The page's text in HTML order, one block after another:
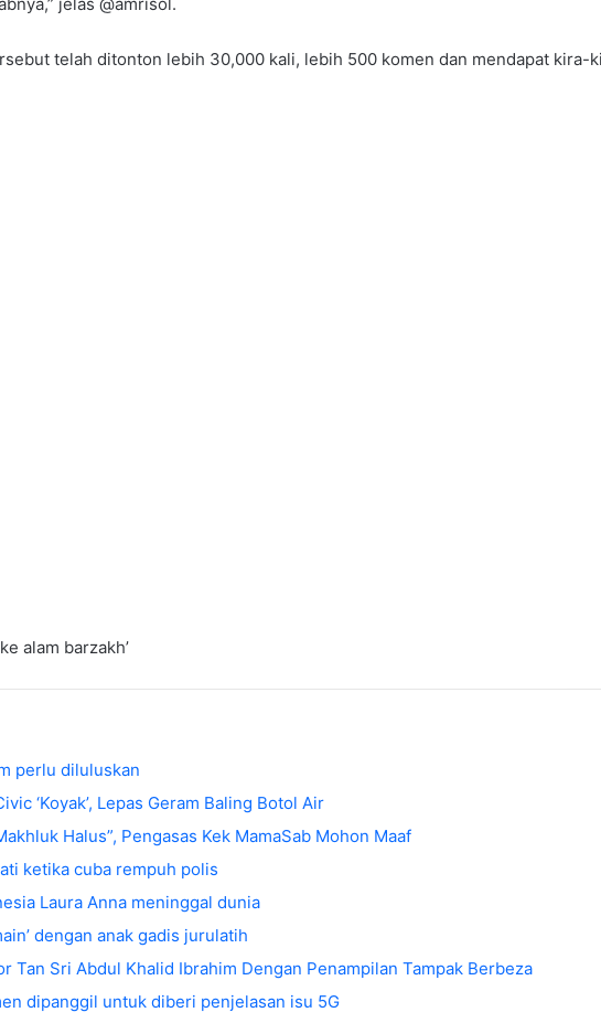
telah ditonton lebih 30,000 kali, lebih 500 komen dan mendapat kira-
alam barzakh’
perlu diluluskan
‘Koyak’, Lepas Geram Baling Botol Air
Halus”, Pengasas Kek MamaSab Mohon Maaf
ketika cuba rempuh polis
Laura Anna meninggal dunia
dengan anak gadis jurulatih
Tan Sri Abdul Khalid Ibrahim Dengan Penampilan Tampak Berbeza
dipanggil untuk diberi penjelasan isu 5G